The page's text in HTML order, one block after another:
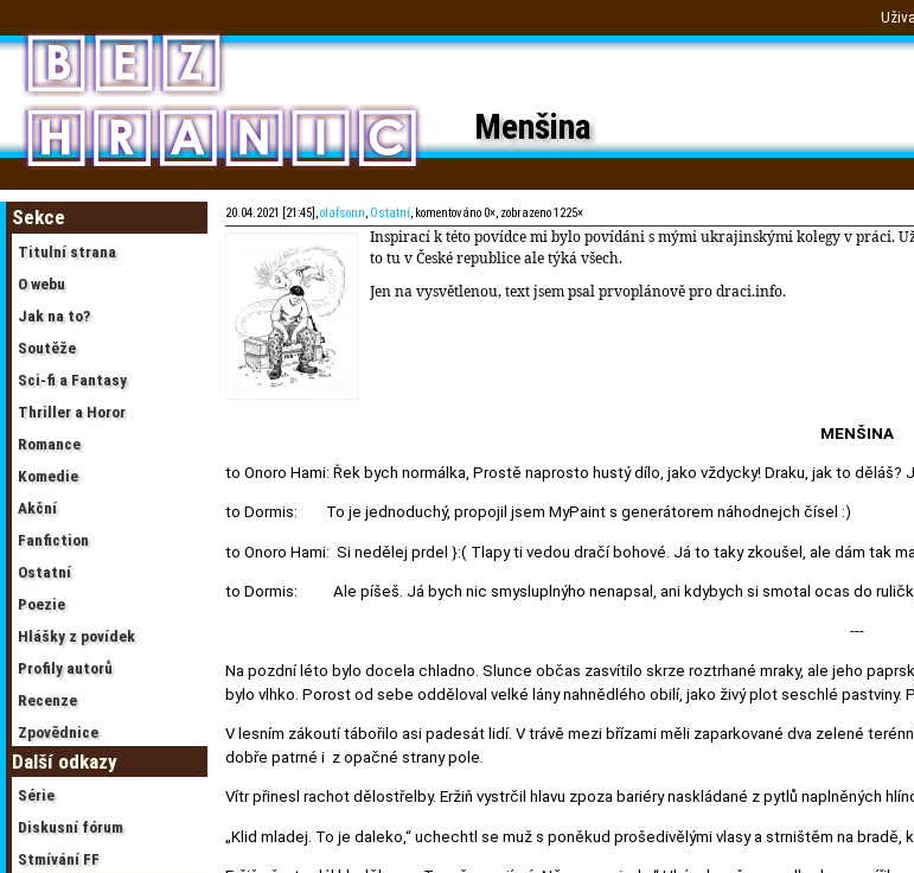
Menšina
Sekce
Titulní strana
O webu
Jak na to?
Soutěže
Sci-fi a Fantasy
Thriller a Horor
Romance
Komedie
Akční
Fanfiction
Ostatní
Poezie
Hlášky z povídek
Profily autorů
Recenze
Zpovědnice
Další odkazy
Série
Diskusní fórum
Stmívání FF
20.04.2021 [21:45],olafsonn, Ostatní, komentováno 0×, zobrazeno 1225×
Inspirací k této povídce mi bylo povídáni s mými ukrajinskými kolegy v práci.
to tu v České republice ale týká všech.
Jen na vysvětlenou, text jsem psal prvoplánově pro draci.info.
MENŠINA
to Onoro Hami: Řek bych normálka, Prostě naprosto hustý dílo, jako vždycky! Draku, jak to děláš?
to Dormis: To je jednoduchý, propojil jsem MyPaint s generátorem náhodnejch čísel :)
to Onoro Hami: Si nedělej prdel }:( Tlapy ti vedou dračí bohové. Já to taky zkoušel, ale dám tak
to Dormis: Ale píšeš. Já bych nic smysluplnýho nenapsal, ani kdybych si smotal ocas do
---
Na pozdní léto bylo docela chladno. Slunce občas zasvítilo skrze roztrhané mraky, ale jeho
bylo vlhko. Porost od sebe odděloval velké lány nahnědlého obilí, jako živý plot seschlé pastviny.
V lesním zákoutí tábořilo asi padesát lidí. V trávě mezi břízami měli zaparkované dva zelené
dobře patrné i z opačné strany pole.
Vítr přinesl rachot dělostřelby. Eržiň vystrčil hlavu zpoza bariéry naskládané z pytlů naplněných
„Klid mladej. To je daleko,“ uchechtl se muž s poněkud prošedivělými vlasy a strništěm na